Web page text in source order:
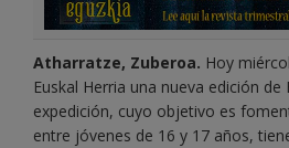
Atharratze, Zuberoa. Hoy
Euskal Herria una nueva edición de
expedición, cuyo objetivo es
entre jóvenes de 16 y 17 años,